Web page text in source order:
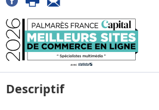
Descriptif